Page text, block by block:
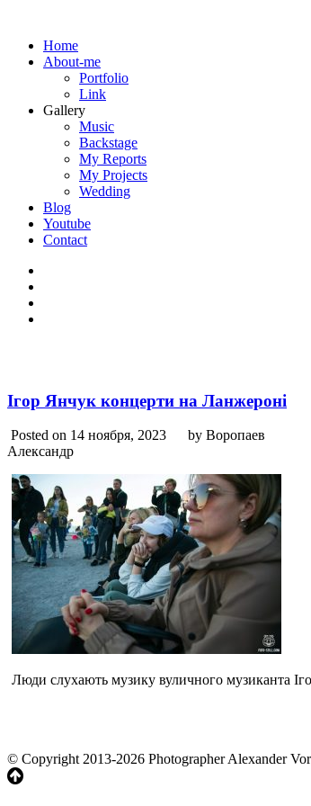
Home
About-me
Portfolio
Link
Gallery
Music
Backstage
My Reports
My Projects
Wedding
Blog
Youtube
Contact
Ігор Янчук концерти на Ланжероні
Posted on 14 ноября, 2023
by Воропаев
Александр
Люди слухають музику вуличного музиканта
© Copyright 2013-2026 Photographer Alexander